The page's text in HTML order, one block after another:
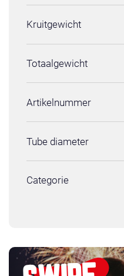
Kruitgewicht
Totaalgewicht
Artikelnummer
Tube diameter
Categorie